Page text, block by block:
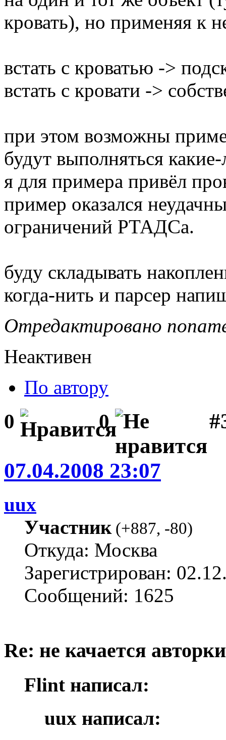
кровать), но применяя к
встать с кроватью ->
встать с кровати ->
при этом возможны
будут выполняться
я для примера привёл
пример оказался
ограничений РТАДСа.
буду складывать
когда-нить и парсер
Отредактировано
Неактивен
По автору
0 0
07.04.2008 23:07
uux
Участник(+887, -80)
Откуда: Москва
Зарегистрирован:
Сообщений: 1625
Re: не качается
Flint написал:
uux написал: